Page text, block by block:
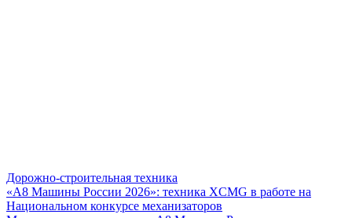
Дорожно-строительная техника
«А8 Машины России 2026»: техника XCMG в работе на
Национальном конкурсе механизаторов